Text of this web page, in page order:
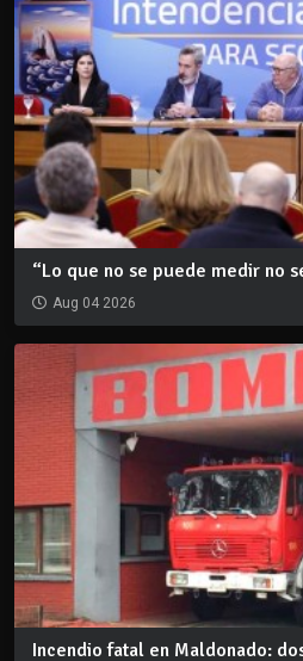
“Lo que no se puede medir no
Aug 04 2026
Incendio fatal en Maldonado: